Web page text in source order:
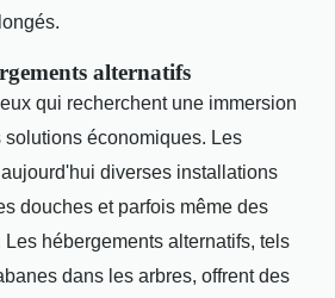
alternatifs
qui recherchent une immersion
économiques. Les
diverses installations
douches et parfois même des
Les hébergements alternatifs, tels
dans les arbres, offrent des